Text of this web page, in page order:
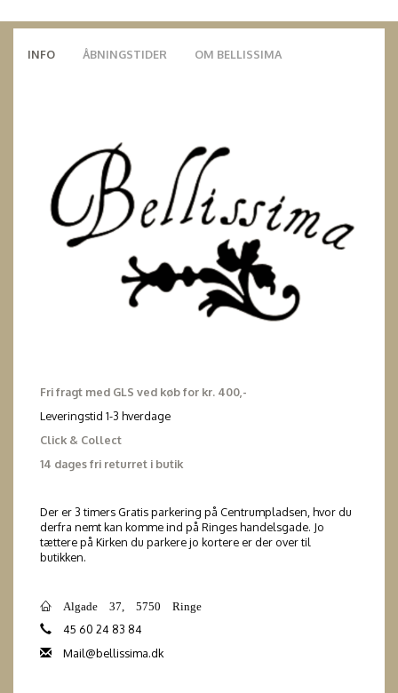
INFO ÅBNINGSTIDER OM BELLISSIMA
Fri fragt med GLS ved køb for kr. 400,-
Leveringstid 1-3 hverdage
Click & Collect
14 dages fri returret i butik
Der er 3 timers Gratis parkering på Centrumpladsen, hvor du
derfra nemt kan komme ind på Ringes handelsgade. Jo
tættere på Kirken du parkere jo kortere er der over til
butikken.
Algade 37, 5750 Ringe
45 60 24 83 84
Mail@bellissima.dk